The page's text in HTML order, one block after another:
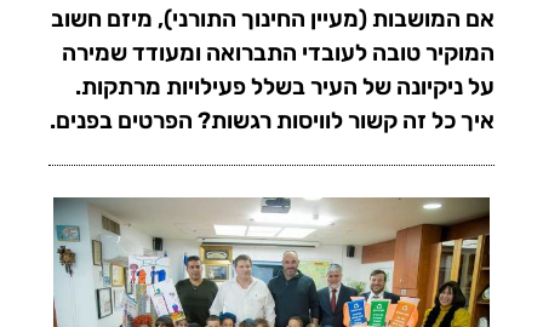
אם המושבות (מעיין החינוך התורני), מיזם חשוב
המוקיר טובה לעובדי התברואה ומעודד שמירה
על ניקיונה של העיר בשלל פעילויות מרתקות.
איך כל זה קשור לוויסות רגשות? הפרטים בפנים.